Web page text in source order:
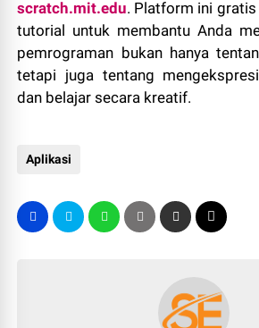
scratch.mit.edu. Platform ini gratis
tutorial untuk membantu Anda
pemrograman bukan hanya
tetapi juga tentang
dan belajar secara kreatif.
Aplikasi